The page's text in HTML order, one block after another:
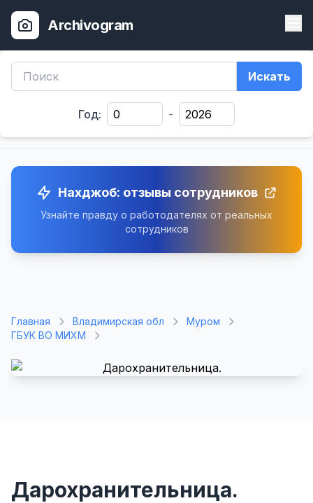
Archivogram
Искать
Год: -
Нахджоб: отзывы сотрудников
Узнайте правду о работодателях от реальных
сотрудников
Главная Владимирская обл
Муром
ГБУК ВО МИХМ
Дарохранительница.